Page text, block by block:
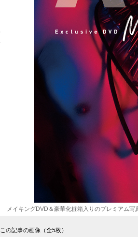
メイキングDVD＆豪華化粧箱入りのプレミアム写
この記事の画像（全5枚）